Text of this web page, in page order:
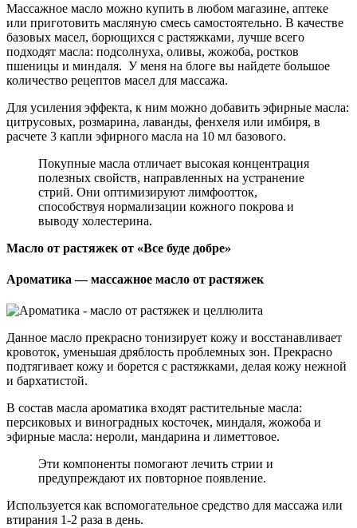
Массажное масло можно купить в любом магазине, аптеке
или приготовить масляную смесь самостоятельно. В качестве
базовых масел, борющихся с растяжками, лучше всего
подходят масла: подсолнуха, оливы, жожоба, ростков
пшеницы и миндаля. У меня на блоге вы найдете большое
количество рецептов масел для массажа.
Для усиления эффекта, к ним можно добавить эфирные масла:
цитрусовых, розмарина, лаванды, фенхеля или имбиря, в
расчете 3 капли эфирного масла на 10 мл базового.
Покупные масла отличает высокая концентрация
полезных свойств, направленных на устранение
стрий. Они оптимизируют лимфоотток,
способствуя нормализации кожного покрова и
выводу холестерина.
Масло от растяжек от «Все буде добре»
Ароматика — массажное масло от растяжек
Данное масло прекрасно тонизирует кожу и восстанавливает
кровоток, уменьшая дряблость проблемных зон. Прекрасно
подтягивает кожу и борется с растяжками, делая кожу нежной
и бархатистой.
В состав масла ароматика входят растительные масла:
персиковых и виноградных косточек, миндаля, жожоба и
эфирные масла: нероли, мандарина и лиметтовое.
Эти компоненты помогают лечить стрии и
предупреждают их повторное появление.
Используется как вспомогательное средство для массажа или
втирания 1-2 раза в день.